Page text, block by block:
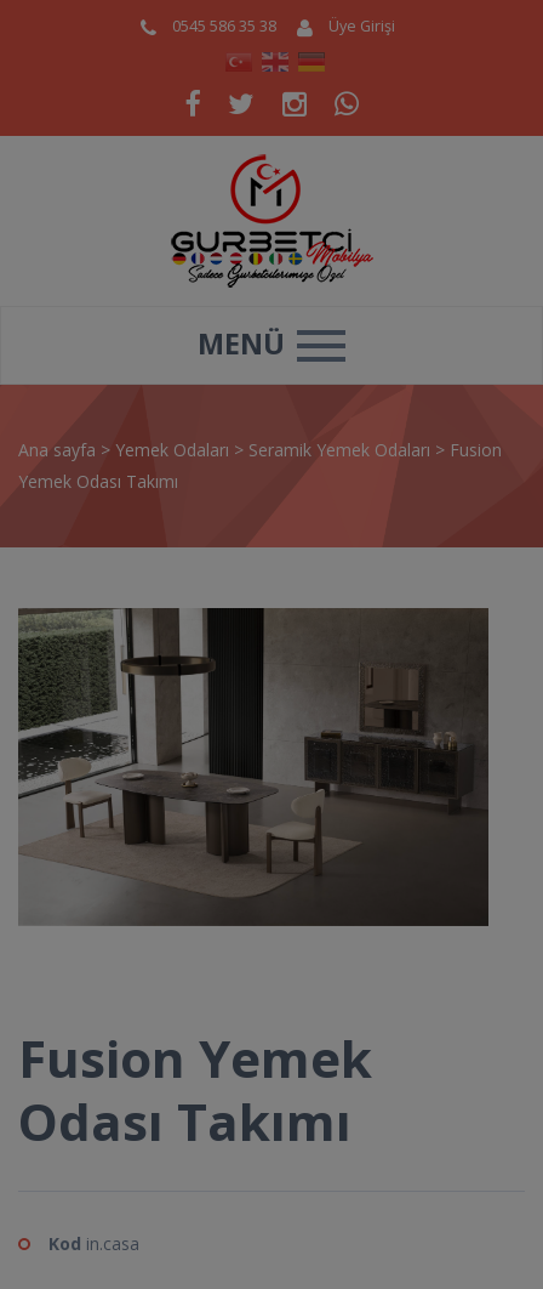
0545 586 35 38 Üye Girişi
MENÜ
Ana sayfa > Yemek Odaları > Seramik Yemek Odaları > Fusion
Yemek Odası Takımı
Fusion Yemek
Odası Takımı
Kod in.casa